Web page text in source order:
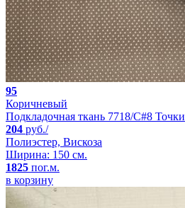
95
Коричневый
Подкладочная ткань 7718/C#8 Точки
204 руб./
Полиэстер, Вискоза
Ширина: 150 см.
1825 пог.м.
в корзину